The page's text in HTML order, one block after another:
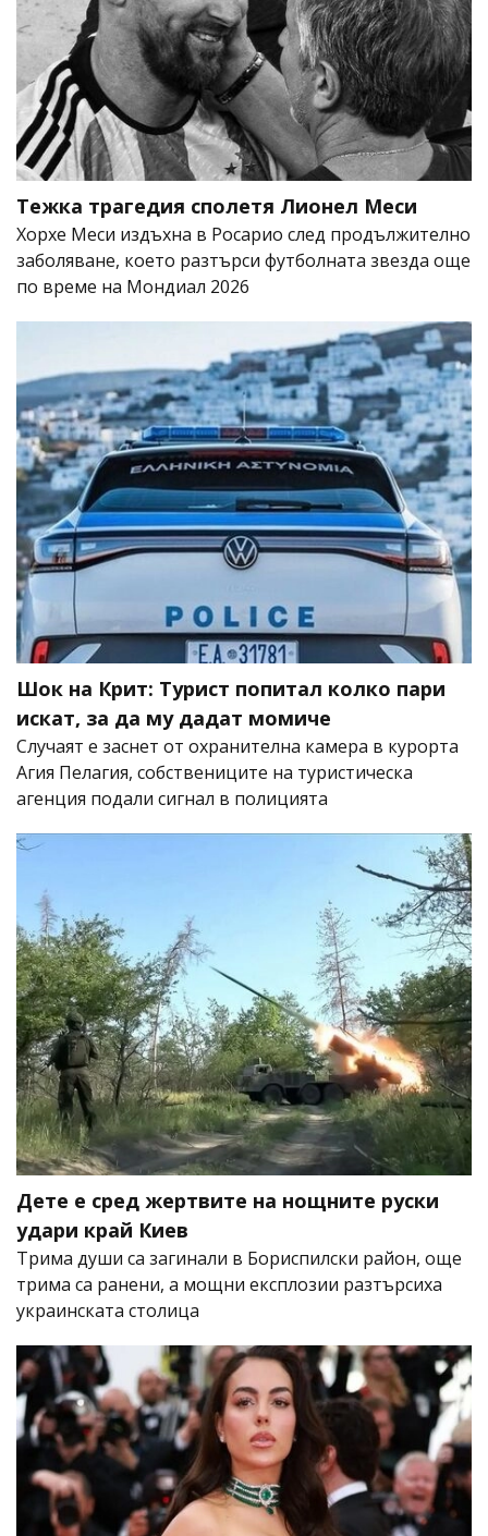
Тежка трагедия сполетя Лионел Меси
Хорхе Меси издъхна в Росарио след продължително
заболяване, което разтърси футболната звезда още
по време на Мондиал 2026
Шок на Крит: Турист попитал колко пари
искат, за да му дадат момиче
Случаят е заснет от охранителна камера в курорта
Агия Пелагия, собствениците на туристическа
агенция подали сигнал в полицията
Дете е сред жертвите на нощните руски
удари край Киев
Трима души са загинали в Бориспилски район, още
трима са ранени, а мощни експлозии разтърсиха
украинската столица